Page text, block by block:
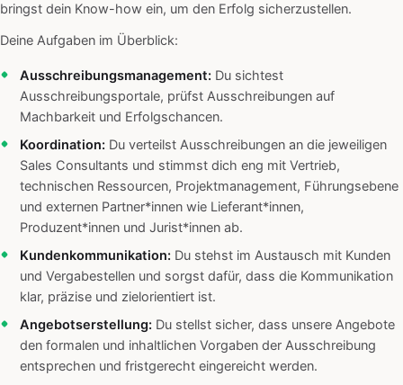
bringst dein Know-how ein, um den Erfolg sicherzustellen.
Deine Aufgaben im Überblick:
Ausschreibungsmanagement: Du sichtest
Ausschreibungsportale, prüfst Ausschreibungen auf
Machbarkeit und Erfolgschancen.
Koordination: Du verteilst Ausschreibungen an die jeweiligen
Sales Consultants und stimmst dich eng mit Vertrieb,
technischen Ressourcen, Projektmanagement, Führungsebene
und externen Partner*innen wie Lieferant*innen,
Produzent*innen und Jurist*innen ab.
Kundenkommunikation: Du stehst im Austausch mit Kunden
und Vergabestellen und sorgst dafür, dass die Kommunikation
klar, präzise und zielorientiert ist.
Angebotserstellung: Du stellst sicher, dass unsere Angebote
den formalen und inhaltlichen Vorgaben der Ausschreibung
entsprechen und fristgerecht eingereicht werden.